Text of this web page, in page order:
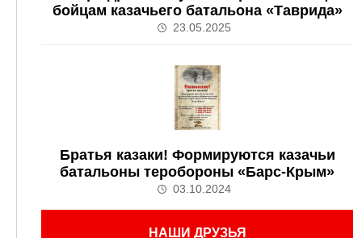
бойцам казачьего батальона «Таврида»
23.05.2025
Братья казаки! Формируются казачьи
батальоны теробороны «Барс-Крым»
03.10.2024
НАШИ ДРУЗЬЯ